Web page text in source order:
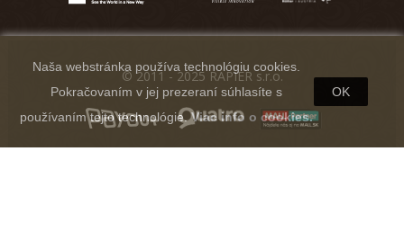
Naša webstránka používa technológiu cookies.
Pokračovaním v jej prezeraní súhlasíte s
používaním tejto technológie.Viac info o cookies.
OK
© 2011 - 2025 RAPIER s.r.o.